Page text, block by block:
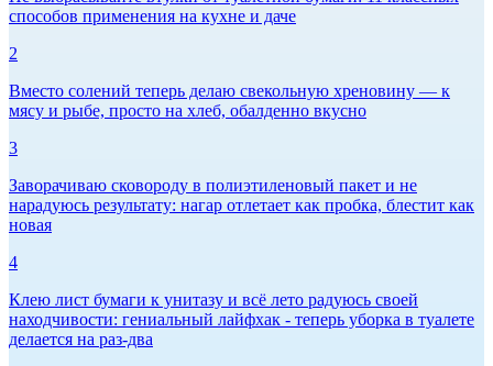
способов применения на кухне и даче
2
Вместо солений теперь делаю свекольную хреновину — к
мясу и рыбе, просто на хлеб, обалденно вкусно
3
Заворачиваю сковороду в полиэтиленовый пакет и не
нарадуюсь результату: нагар отлетает как пробка, блестит как
новая
4
Клею лист бумаги к унитазу и всё лето радуюсь своей
находчивости: гениальный лайфхак - теперь уборка в туалете
делается на раз-два